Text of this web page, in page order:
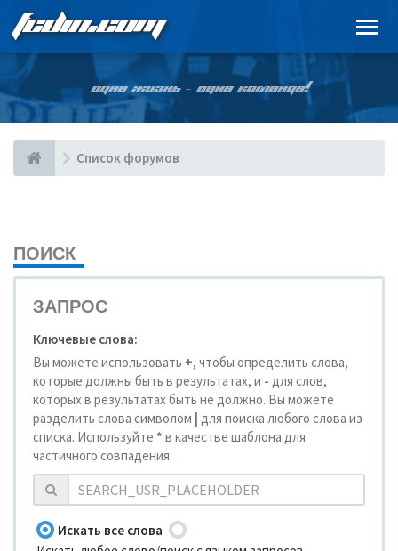
FCDIN.COM
ОДНА ЖИЗНЬ – ОДНА КОМАНДА!
Список форумов
ПОИСК
ЗАПРОС
Ключевые слова:
Вы можете использовать +, чтобы определить слова,
которые должны быть в результатах, и - для слов,
которых в результатах быть не должно. Вы можете
разделить слова символом | для поиска любого слова из
списка. Используйте * в качестве шаблона для
частичного совпадения.
Искать все слова